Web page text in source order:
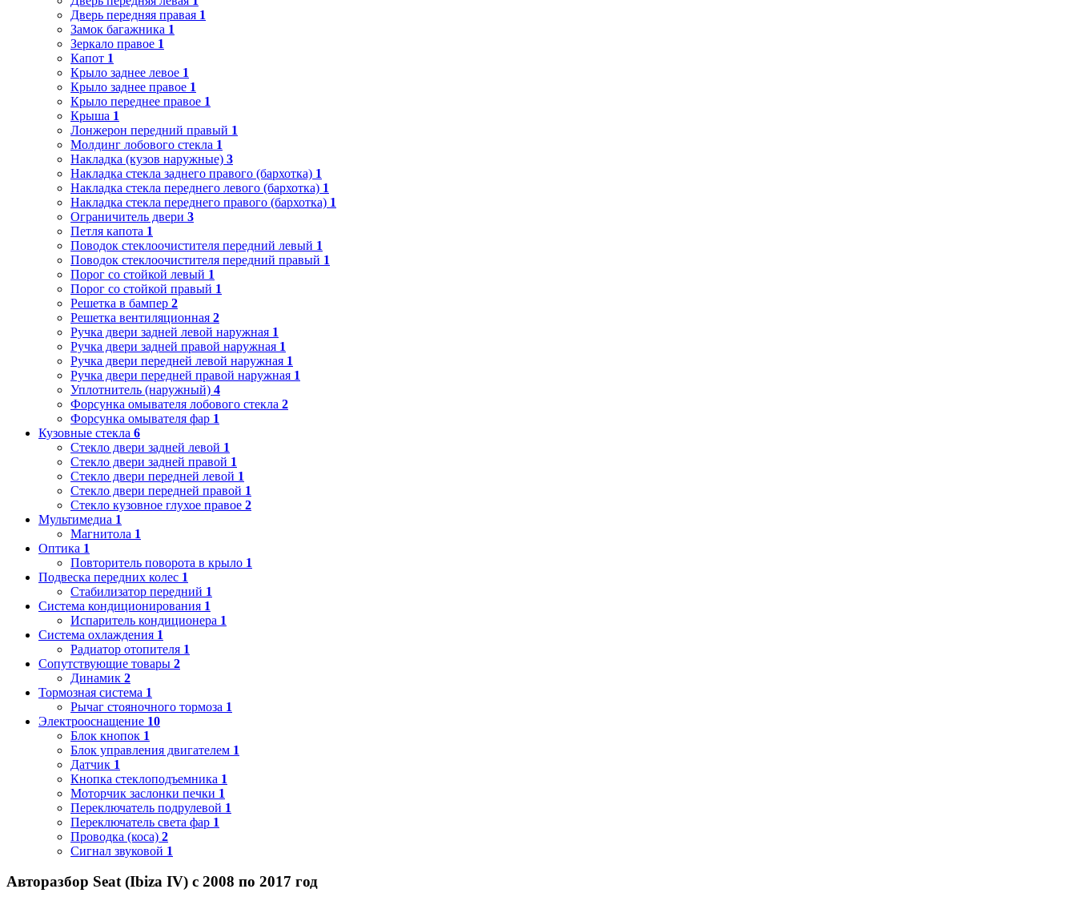
Дверь передняя правая 1
Замок багажника 1
Зеркало правое 1
Капот 1
Крыло заднее левое 1
Крыло заднее правое 1
Крыло переднее правое 1
Крыша 1
Лонжерон передний правый 1
Молдинг лобового стекла 1
Накладка (кузов наружные) 3
Накладка стекла заднего правого (бархотка) 1
Накладка стекла переднего левого (бархотка) 1
Накладка стекла переднего правого (бархотка) 1
Ограничитель двери 3
Петля капота 1
Поводок стеклоочистителя передний левый 1
Поводок стеклоочистителя передний правый 1
Порог со стойкой левый 1
Порог со стойкой правый 1
Решетка в бампер 2
Решетка вентиляционная 2
Ручка двери задней левой наружная 1
Ручка двери задней правой наружная 1
Ручка двери передней левой наружная 1
Ручка двери передней правой наружная 1
Уплотнитель (наружный) 4
Форсунка омывателя лобового стекла 2
Форсунка омывателя фар 1
Кузовные стекла 6
Стекло двери задней левой 1
Стекло двери задней правой 1
Стекло двери передней левой 1
Стекло двери передней правой 1
Стекло кузовное глухое правое 2
Мультимедиа 1
Магнитола 1
Оптика 1
Повторитель поворота в крыло 1
Подвеска передних колес 1
Стабилизатор передний 1
Система кондиционирования 1
Испаритель кондиционера 1
Система охлаждения 1
Радиатор отопителя 1
Сопутствующие товары 2
Динамик 2
Тормозная система 1
Рычаг стояночного тормоза 1
Электрооснащение 10
Блок кнопок 1
Блок управления двигателем 1
Датчик 1
Кнопка стеклоподъемника 1
Моторчик заслонки печки 1
Переключатель подрулевой 1
Переключатель света фар 1
Проводка (коса) 2
Сигнал звуковой 1
Авторазбор Seat (Ibiza IV) с 2008 по 2017 год